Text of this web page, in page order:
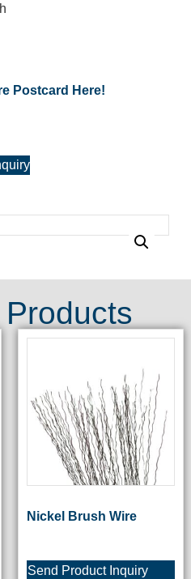
Postcard Here!
Nickel Brush Wire
Send Product Inquiry